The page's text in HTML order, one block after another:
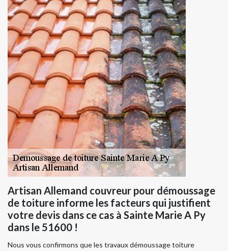
Artisan Allemand couvreur pour démoussage
de toiture informe les facteurs qui justifient
votre devis dans ce cas à Sainte Marie A Py
dans le 51600 !
Nous vous confirmons que les travaux démoussage toiture